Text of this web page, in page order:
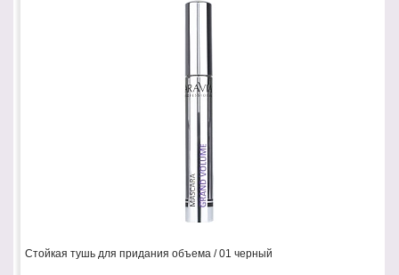
Стойкая тушь для придания объема / 01 черный